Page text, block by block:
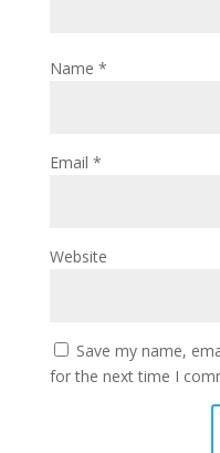
Name *
Email *
Website
Save my name,
for the next time I